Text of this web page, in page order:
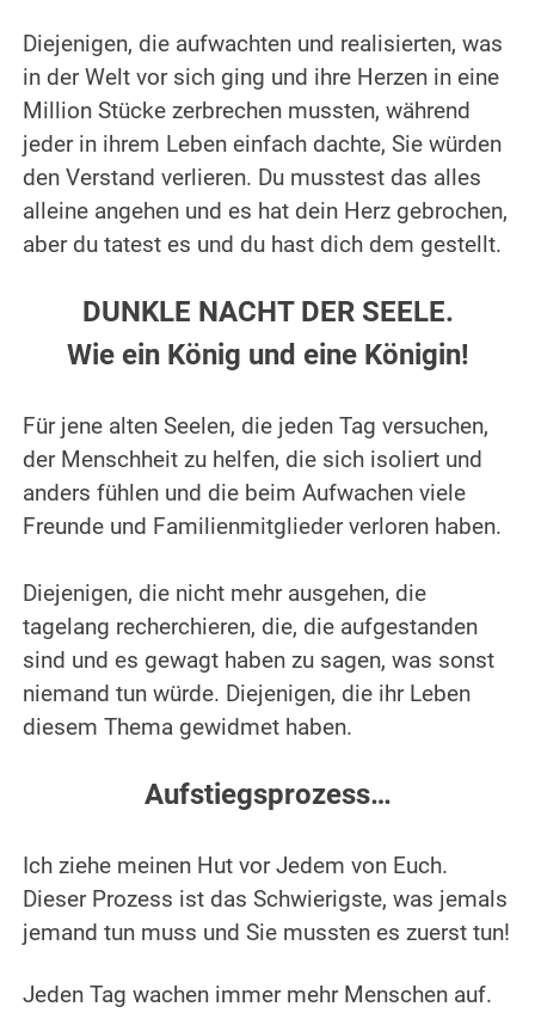
Diejenigen, die aufwachten und realisierten, was
in der Welt vor sich ging und ihre Herzen in eine
Million Stücke zerbrechen mussten, während
jeder in ihrem Leben einfach dachte, Sie würden
den Verstand verlieren. Du musstest das alles
alleine angehen und es hat dein Herz gebrochen,
aber dutatest es und du hast dich dem gestellt.
DUNKLE NACHT DER SEELE.
Wie ein König und eine Königin!
Für jene alten Seelen, die jeden Tag versuchen,
der Menschheit zu helfen, die sich isoliert und
anders fühlen und die beim Aufwachen viele
Freunde und Familienmitglieder verloren haben.
Diejenigen, die nicht mehr ausgehen, die
tagelang recherchieren, die, die aufgestanden
sind und es gewagt haben zu sagen, was sonst
niemand tun würde. Diejenigen, die ihr Leben
diesem Thema gewidmet haben.
Aufstiegsprozess…
Ich ziehe meinen Hut vor Jedem von Euch.
Dieser Prozess ist das Schwierigste, was jemals
jemand tun muss und Sie mussten es zuerst tun!
Jeden Tag wachen immer mehr Menschen auf.